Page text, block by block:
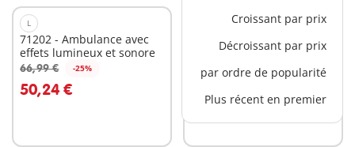
Croissant par prix
Décroissant par prix
par ordre de popularité
Plus récent en premier
L
71202 - Ambulance avec
effets lumineux et sonore
66,99 € -25%
50,24 €
Au panier
71203 - Hélicoptère de
secours
53,99 €
Au panier